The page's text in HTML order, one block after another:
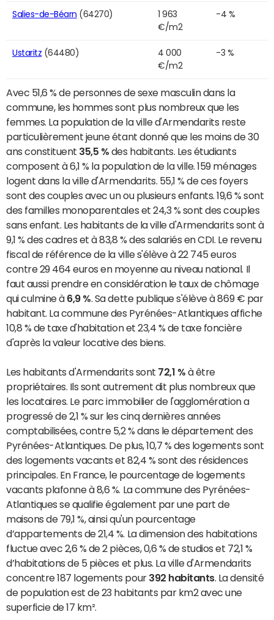
Salies-de-Béarn (64270)
1 963
€/m2
-4 %
Ustaritz (64480)
4 000
€/m2
-3 %
Avec 51,6 % de personnes de sexe masculin dans la
commune, les hommes sont plus nombreux que les
femmes. La population de la ville d'Armendarits reste
particulièrement jeune étant donné que les moins de 30
ans constituent 35,5 % des habitants. Les étudiants
composent à 6,1 % la population de la ville. 159 ménages
logent dans la ville d'Armendarits. 55,1 % de ces foyers
sont des couples avec un ou plusieurs enfants. 19,6 % sont
des familles monoparentales et 24,3 % sont des couples
sans enfant. Les habitants de la ville d'Armendarits sont à
9,1 % des cadres et à 83,8 % des salariés en CDI. Le revenu
fiscal de référence de la ville s'élève à 22 745 euros
contre 29 464 euros en moyenne au niveau national. Il
faut aussi prendre en considération le taux de chômage
qui culmine à 6,9 %. Sa dette publique s'élève à 869 € par
habitant. La commune des Pyrénées-Atlantiques affiche
10,8 % de taxe d'habitation et 23,4 % de taxe foncière
d'après la valeur locative des biens.
Les habitants d'Armendarits sont 72,1 % à être
propriétaires. Ils sont autrement dit plus nombreux que
les locataires. Le parc immobilier de l'agglomération a
progressé de 2,1 % sur les cinq dernières années
comptabilisées, contre 5,2 % dans le département des
Pyrénées-Atlantiques. De plus, 10,7 % des logements sont
des logements vacants et 82,4 % sont des résidences
principales. En France, le pourcentage de logements
vacants plafonne à 8,6 %. La commune des Pyrénées-
Atlantiques se qualifie également par une part de
maisons de 79,1 %, ainsi qu'un pourcentage
d’appartements de 21,4 %. La dimension des habitations
fluctue avec 2,6 % de 2 pièces, 0,6 % de studios et 72,1 %
d’habitations de 5 pièces et plus. La ville d'Armendarits
concentre 187 logements pour 392 habitants. La densité
de population est de 23 habitants par km2 avec une
superficie de 17 km².